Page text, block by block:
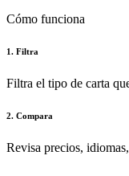
Cómo funciona
1. Filtra
Filtra el tipo de carta
2. Compara
Revisa precios,